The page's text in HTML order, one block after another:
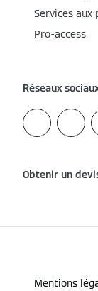
Services aux
Pro-access
Réseaux
Obtenir un
Mentions